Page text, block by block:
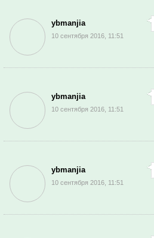
ybmanjia
10 сентября 2016, 11:51
ybmanjia
10 сентября 2016, 11:51
ybmanjia
10 сентября 2016, 11:51